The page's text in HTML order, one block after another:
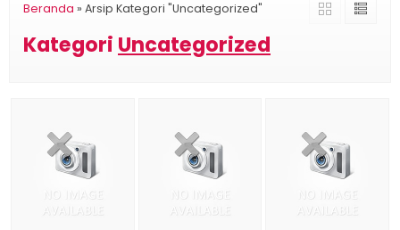
Beranda » Arsip Kategori "Uncategorized"
Kategori Uncategorized